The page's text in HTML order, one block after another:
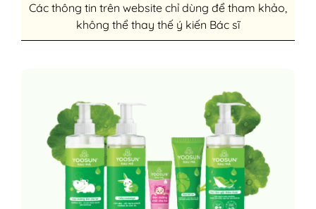
Các thông tin trên website chỉ dùng để tham khảo,
không thể thay thế ý kiến Bác sĩ